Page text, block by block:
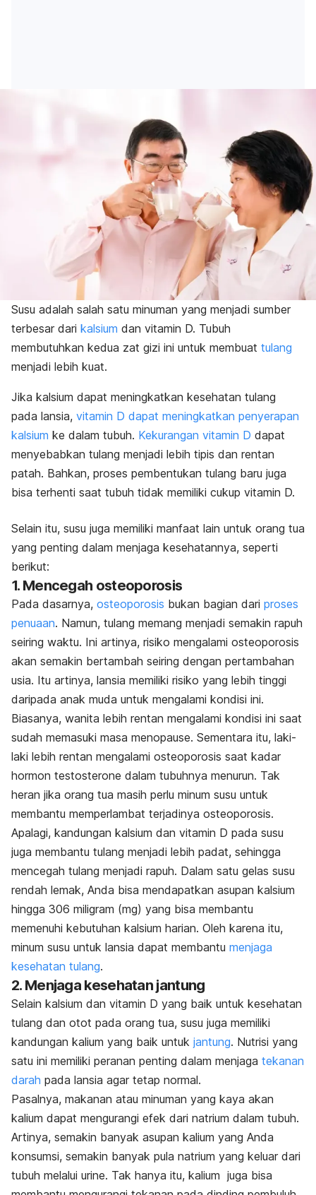
Susu adalah salah satu minuman yang menjadi sumber
terbesar dari kalsium dan vitamin D. Tubuh
membutuhkan kedua zat gizi ini untuk membuat tulang
menjadi lebih kuat.
Jika kalsium dapat meningkatkan kesehatan tulang
pada lansia, vitamin D dapat meningkatkan penyerapan
kalsium ke dalam tubuh. Kekurangan vitamin D dapat
menyebabkan tulang menjadi lebih tipis dan rentan
patah. Bahkan, proses pembentukan tulang baru juga
bisa terhenti saat tubuh tidak memiliki cukup vitamin D.
Selain itu, susu juga memiliki manfaat lain untuk orang tua
yang penting dalam menjaga kesehatannya, seperti
berikut:
1. Mencegah osteoporosis
Pada dasarnya, osteoporosis bukan bagian dari proses
penuaan. Namun, tulang memang menjadi semakin rapuh
seiring waktu. Ini artinya, risiko mengalami osteoporosis
akan semakin bertambah seiring dengan pertambahan
usia. Itu artinya, lansia memiliki risiko yang lebih tinggi
daripada anak muda untuk mengalami kondisi ini.
Biasanya, wanita lebih rentan mengalami kondisi ini saat
sudah memasuki masa menopause. Sementara itu, laki-
laki lebih rentan mengalami osteoporosis saat kadar
hormon testosterone dalam tubuhnya menurun. Tak
heran jika orang tua masih perlu minum susu untuk
membantu memperlambat terjadinya osteoporosis.
Apalagi, kandungan kalsium dan vitamin D pada susu
juga membantu tulang menjadi lebih padat, sehingga
mencegah tulang menjadi rapuh. Dalam satu gelas susu
rendah lemak, Anda bisa mendapatkan asupan kalsium
hingga 306 miligram (mg) yang bisa membantu
memenuhi kebutuhan kalsium harian. Oleh karena itu,
minum susu untuk lansia dapat membantu menjaga
kesehatan tulang.
2. Menjaga kesehatan jantung
Selain kalsium dan vitamin D yang baik untuk kesehatan
tulang dan otot pada orang tua, susu juga memiliki
kandungan kalium yang baik untuk jantung. Nutrisi yang
satu ini memiliki peranan penting dalam menjaga tekanan
darah pada lansia agar tetap normal.
Pasalnya, makanan atau minuman yang kaya akan
kalium dapat mengurangi efek dari natrium dalam tubuh.
Artinya, semakin banyak asupan kalium yang Anda
konsumsi, semakin banyak pula natrium yang keluar dari
tubuh melalui urine. Tak hanya itu, kalium juga bisa